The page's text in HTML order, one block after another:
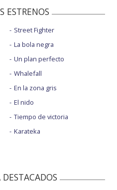
ESTRENOS
Street Fighter
La bola negra
Un plan perfecto
Whalefall
En la zona gris
El nido
Tiempo de victoria
Karateka